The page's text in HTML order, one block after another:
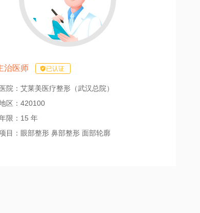
治医师 已认证
院：艾莱美医疗整形（武汉总院）
区：420100
限： 15 年
目： 眼部整形 鼻部整形 面部轮廓